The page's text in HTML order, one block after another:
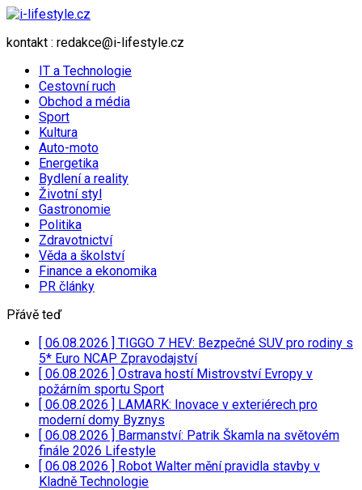
kontakt : redakce@i-lifestyle.cz
IT a Technologie
Cestovní ruch
Obchod a média
Sport
Kultura
Auto-moto
Energetika
Bydlení a reality
Životní styl
Gastronomie
Politika
Zdravotnictví
Věda a školství
Finance a ekonomika
PR články
Přávě teď
[ 06.08.2026 ] TIGGO 7 HEV: Bezpečné SUV pro rodiny s
5* Euro NCAP Zpravodajství
[ 06.08.2026 ] Ostrava hostí Mistrovství Evropy v
požárním sportu Sport
[ 06.08.2026 ] LAMARK: Inovace v exteriérech pro
moderní domy Byznys
[ 06.08.2026 ] Barmanství: Patrik Škamla na světovém
finále 2026 Lifestyle
[ 06.08.2026 ] Robot Walter mění pravidla stavby v
Kladně Technologie